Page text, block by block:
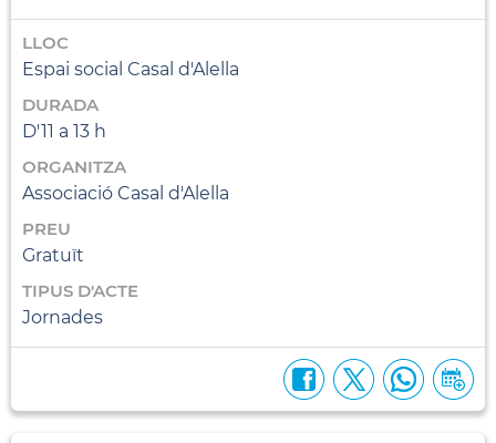
LLOC
Espai social Casal d'Alella
DURADA
D'11 a 13 h
ORGANITZA
Associació Casal d'Alella
PREU
Gratuït
TIPUS D'ACTE
Jornades